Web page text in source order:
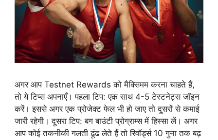
अगर आप Testnet Rewards को मैक्सिमम करना चाहते हैं,
तो ये टिप्स अपनाएँ। पहला टिप: एक साथ 4-5 टेस्टनेट्स जॉइन
करें। इससे अगर एक प्रोजेक्ट फेल भी हो जाए तो दूसरों से कमाई
जारी रहेगी। दूसरा टिप: बग बाउंटी प्रोग्राम्स में हिस्सा लें। अगर
आप कोई तकनीकी गलती ढूंढ लेते हैं तो रिवॉर्ड्स 10 गुना तक बढ़